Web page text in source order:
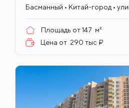
Басманный • Китай-город •
Площадь от147 м²
Цена от 290 тыс ₽